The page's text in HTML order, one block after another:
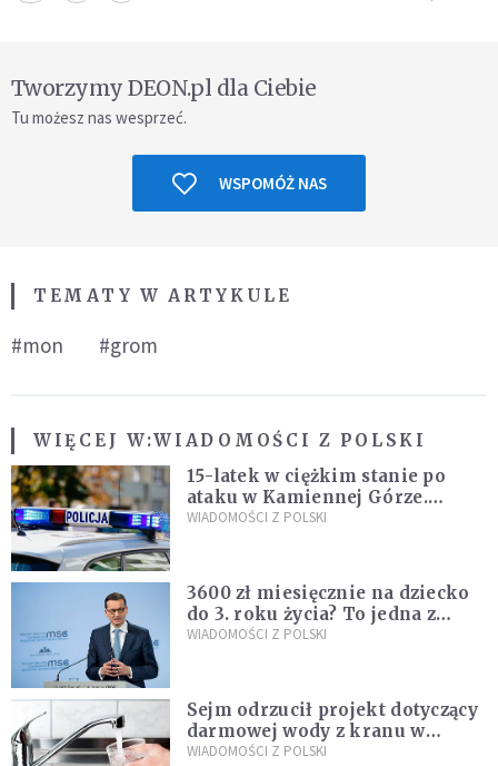
Tworzymy DEON.pl dla Ciebie
Tu możesz nas wesprzeć.
WSPOMÓŻ NAS
TEMATY W ARTYKULE
#mon #grom
WIĘCEJ W:WIADOMOŚCI Z POLSKI
15-latek w ciężkim stanie po
ataku w Kamiennej Górze.
Policja zatrzymała dwóch
WIADOMOŚCI Z POLSKI
3600 zł miesięcznie na dziecko
do 3. roku życia? To jedna z
propozycji programu "Rozwój
WIADOMOŚCI Z POLSKI
Sejm odrzucił projekt dotyczący
darmowej wody z kranu w
restauracjach
WIADOMOŚCI Z POLSKI